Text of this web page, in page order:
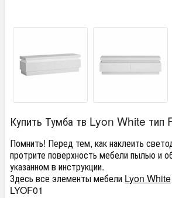
Купить Тумба тв Lyon White тип
Помнить! Перед тем, как наклеить
протрите поверхность мебели пылью и
указанном в инструкции.
Здесь все элементы мебели Lyon White
LYOF01